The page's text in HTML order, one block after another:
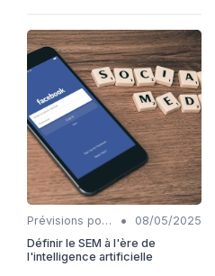
Prévisions pour l'intégration IA et SEO •
08/05/2025
Définir le SEM à l'ère de
l'intelligence artificielle